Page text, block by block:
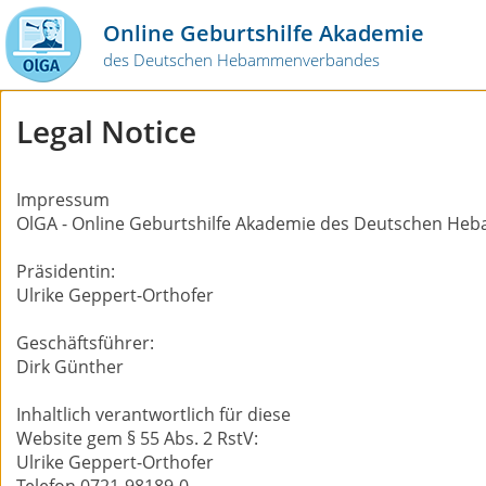
Online Geburtshilfe Akademie
des Deutschen Hebammenverbandes
Legal Notice
Impressum
OlGA - Online Geburtshilfe Akademie des Deutschen
Präsidentin:
Ulrike Geppert-Orthofer
Geschäftsführer:
Dirk Günther
Inhaltlich verantwortlich für diese
Website gem § 55 Abs. 2 RstV:
Ulrike Geppert-Orthofer